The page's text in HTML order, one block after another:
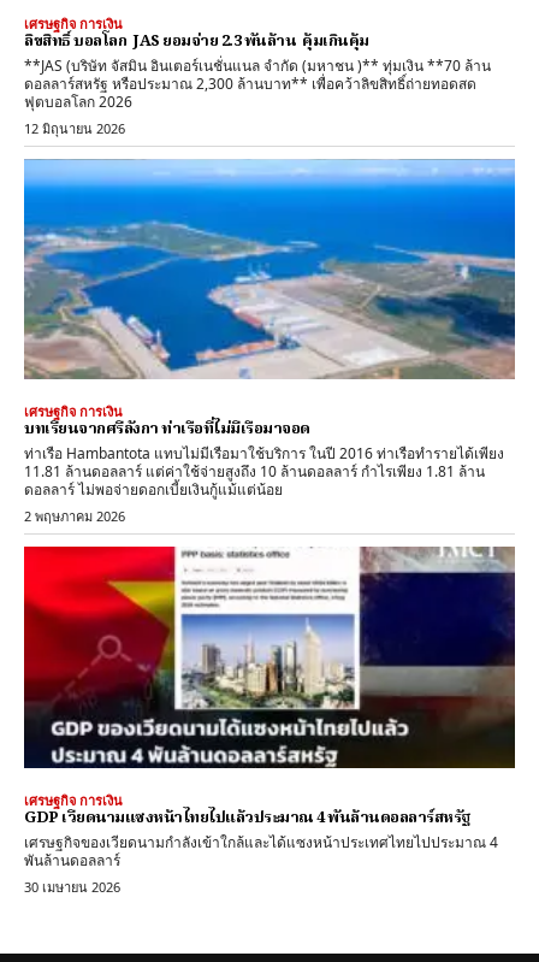
เศรษฐกิจ การเงิน
ลิขสิทธิ์ บอลโลก JAS ยอมจ่าย 2.3 พันล้าน คุ้มเกินคุ้ม
**JAS (บริษัท จัสมิน อินเตอร์เนชั่นแนล จำกัด (มหาชน )** ทุ่มเงิน **70 ล้าน
ดอลลาร์สหรัฐ หรือประมาณ 2,300 ล้านบาท** เพื่อคว้าลิขสิทธิ์ถ่ายทอดสด
ฟุตบอลโลก 2026
12 มิถุนายน 2026
เศรษฐกิจ การเงิน
บทเรียนจากศรีลังกา ท่าเรือที่ไม่มีเรือมาจอด
ท่าเรือ Hambantota แทบไม่มีเรือมาใช้บริการ ในปี 2016 ท่าเรือทำรายได้เพียง
11.81 ล้านดอลลาร์ แต่ค่าใช้จ่ายสูงถึง 10 ล้านดอลลาร์ กำไรเพียง 1.81 ล้าน
ดอลลาร์ ไม่พอจ่ายดอกเบี้ยเงินกู้แม้แต่น้อย
2 พฤษภาคม 2026
เศรษฐกิจ การเงิน
GDP เวียดนามแซงหน้าไทยไปแล้วประมาณ 4 พันล้านดอลลาร์สหรัฐ
เศรษฐกิจของเวียดนามกำลังเข้าใกล้และได้แซงหน้าประเทศไทยไปประมาณ 4
พันล้านดอลลาร์
30 เมษายน 2026